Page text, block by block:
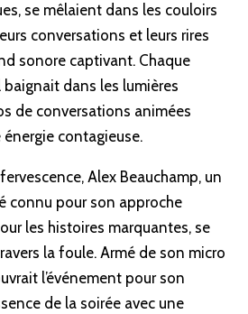
se mêlaient dans les couloirs
conversations et leurs rires
sonore captivant. Chaque
dans les lumières
de conversations animées
énergie contagieuse.
Alex Beauchamp, un
connu pour son approche
les histoires marquantes, se
la foule. Armé de son micro
l’événement pour son
de la soirée avec une